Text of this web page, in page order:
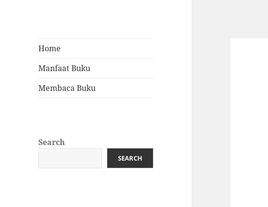
Home
Manfaat Buku
Membaca Buku
Search
SEARCH